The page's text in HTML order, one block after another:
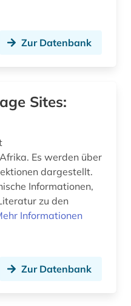
Zur Datenbank
Sites:
Es werden über
dargestellt.
zu den
Informationen
Zur Datenbank